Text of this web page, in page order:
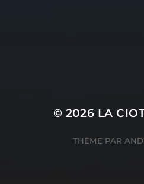
© 2026 LA
THÈME PAR